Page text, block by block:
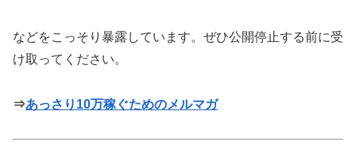
などをこっそり暴露しています。ぜひ公開停止する前に受
け取ってください。
⇒あっさり10万稼ぐためのメルマガ